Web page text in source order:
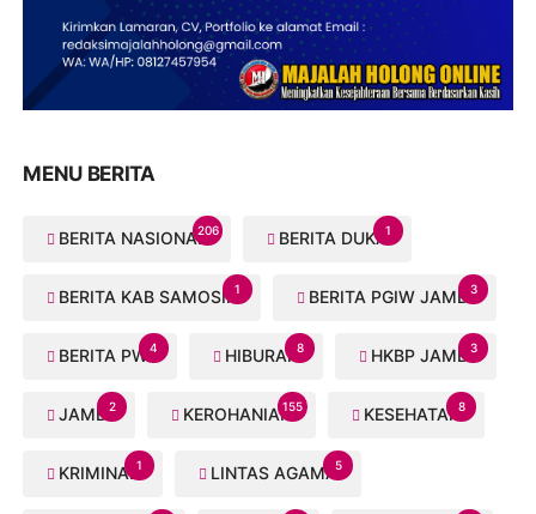
MENU BERITA
BERITA NASIONAL206 BERITA DUKA1
BERITA KAB SAMOSIR1 BERITA PGIW JAMBI3
BERITA PWI4 HIBURAN8 HKBP JAMBI3
JAMBI2 KEROHANIAN155 KESEHATAN8
KRIMINAL1 LINTAS AGAMA5